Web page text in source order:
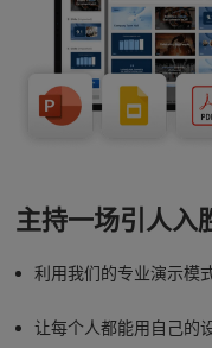
主持一场引人入
利用我们的专业演示模
让每个人都能用自己的